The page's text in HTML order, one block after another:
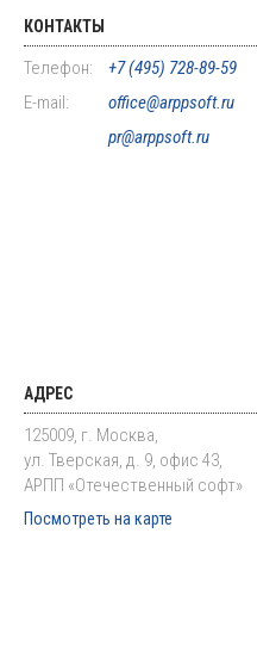
КОНТАКТЫ
Телефон:
+7 (495) 728-89-59
E-mail:
office@arppsoft.ru
pr@arppsoft.ru
АДРЕС
125009, г. Москва,
ул. Тверская, д. 9, офис 43,
АРПП «Отечественный софт»
Посмотреть на карте